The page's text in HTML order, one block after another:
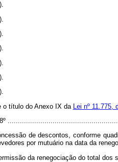
o título do Anexo IX da Lei nº 11.775,
de descontos, conforme
por mutuário na data da
da renegociação do total dos